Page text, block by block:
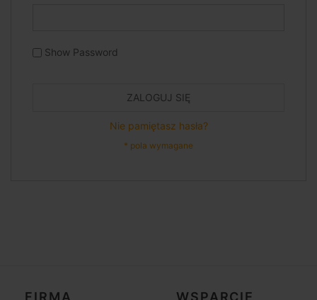
Show Password
ZALOGUJ SIĘ
Nie pamiętasz hasła?